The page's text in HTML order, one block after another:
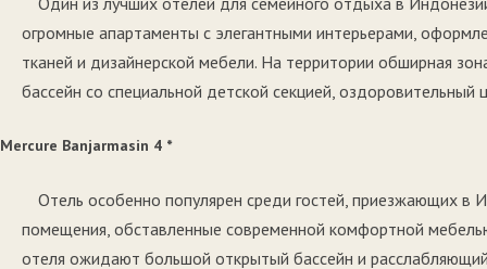
огромные апартаменты с элегантными интерьерами,
тканей и дизайнерской мебели. На территории обширная
бассейн со специальной детской секцией,
Mercure Banjarmasin 4 *
Отель особенно популярен среди гостей, приезжающих
помещения, обставленные современной комфортной
отеля ожидают большой открытый бассейн и